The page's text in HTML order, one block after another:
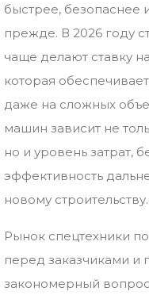
быстрее, безопаснее
прежде. В 2026 году
чаще делают ставку
которая
даже на сложных
машин зависит не
но и уровень затрат,
эффективность
новому строительству.
Рынок спецтехники
перед заказчиками и
закономерный